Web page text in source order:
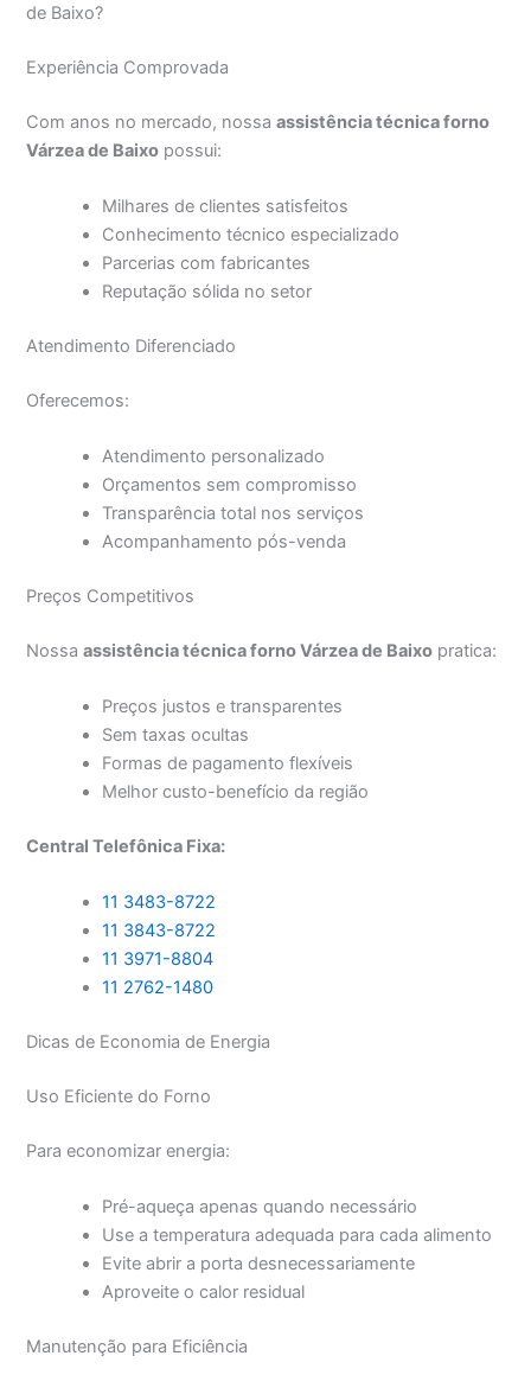
de Baixo?
Experiência Comprovada
Com anos no mercado, nossaassistência técnica forno
Várzea de Baixo possui:
Milhares de clientes satisfeitos
Conhecimento técnico especializado
Parcerias com fabricantes
Reputação sólida no setor
Atendimento Diferenciado
Oferecemos:
Atendimento personalizado
Orçamentos sem compromisso
Transparência total nos serviços
Acompanhamento pós-venda
Preços Competitivos
Nossaassistência técnica forno Várzea de Baixo pratica:
Preços justos e transparentes
Sem taxas ocultas
Formas de pagamento flexíveis
Melhor custo-benefício da região
Central Telefônica Fixa:
11 3483-8722
11 3843-8722
11 3971-8804
11 2762-1480
Dicas de Economia de Energia
Uso Eficiente do Forno
Para economizar energia:
Pré-aqueça apenas quando necessário
Use a temperatura adequada para cada alimento
Evite abrir a porta desnecessariamente
Aproveite o calor residual
Manutenção para Eficiência